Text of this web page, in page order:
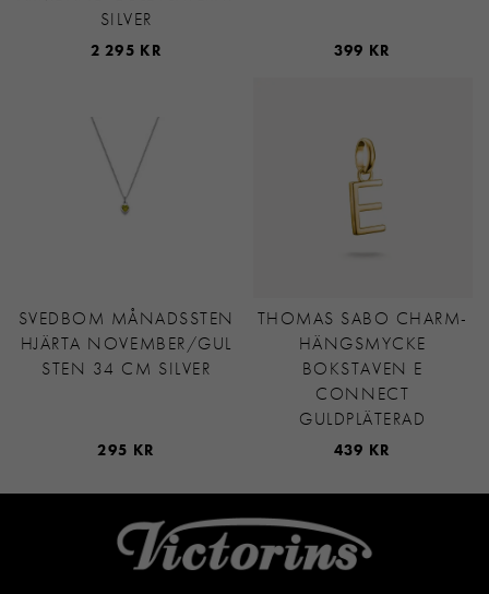
SILVER
2 295 KR 399 KR
SVEDBOM MÅNADSSTEN
HJÄRTA NOVEMBER/GUL
STEN 34 CM SILVER
295 KR
THOMAS SABO CHARM-
HÄNGSMYCKE
BOKSTAVEN E
CONNECT
GULDPLÄTERAD
439 KR